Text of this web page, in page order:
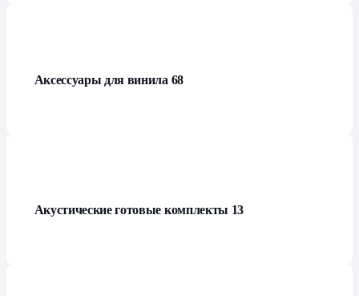
Аксессуары для винила 68
Акустические готовые комплекты 13